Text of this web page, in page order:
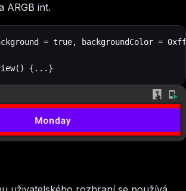
ARGB int.
= true, backgroundColor =
{...}